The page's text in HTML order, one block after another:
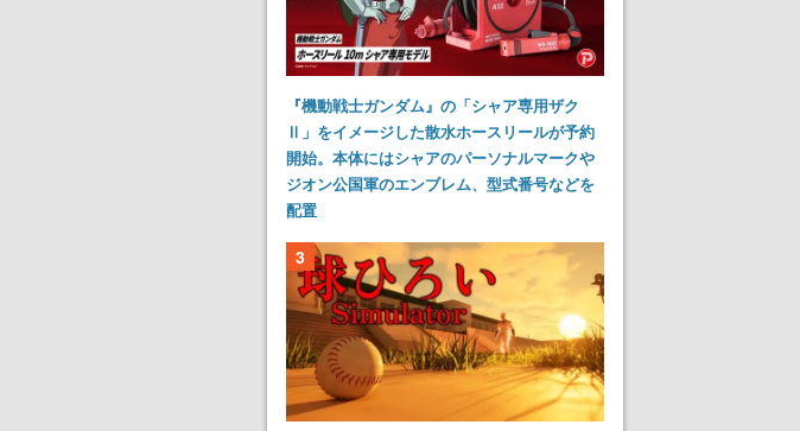
『機動戦士ガンダム』の「シャア専用ザク
Ⅱ」をイメージした散水ホースリールが予約
開始。本体にはシャアのパーソナルマークや
ジオン公国軍のエンブレム、型式番号などを
配置
3